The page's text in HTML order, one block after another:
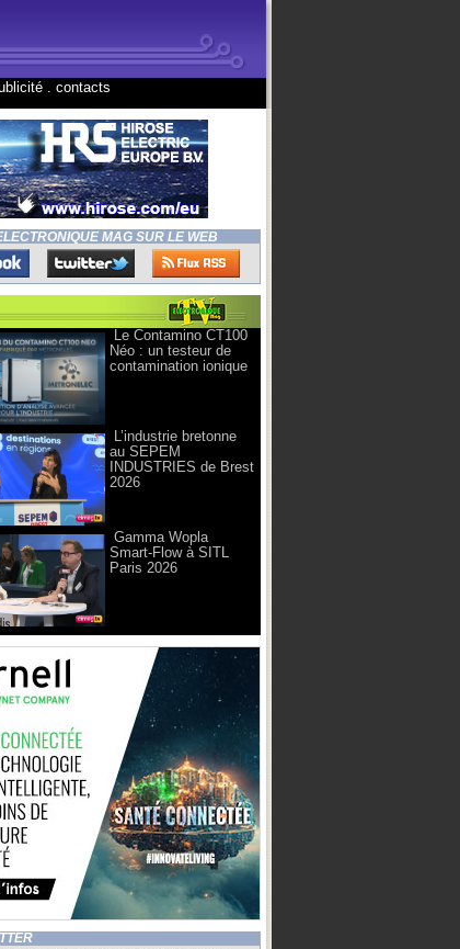
contacts
MAG SUR LE WEB
Le Contamino CT100
Néo : un testeur de
contamination ionique
L’industrie bretonne
au SEPEM
INDUSTRIES de Brest
2026
Gamma Wopla
Smart-Flow à SITL
Paris 2026